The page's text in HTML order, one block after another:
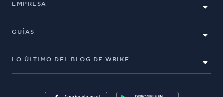
EMPRESA
GUÍAS
LO ÚLTIMO DEL BLOG DE WRIKE